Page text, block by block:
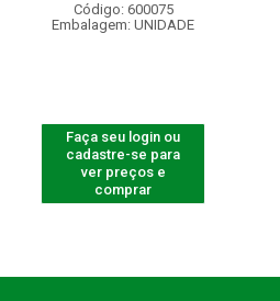
Código: 600075
Embalagem: UNIDADE
Faça seu login ou
cadastre-se para
ver preços e
comprar